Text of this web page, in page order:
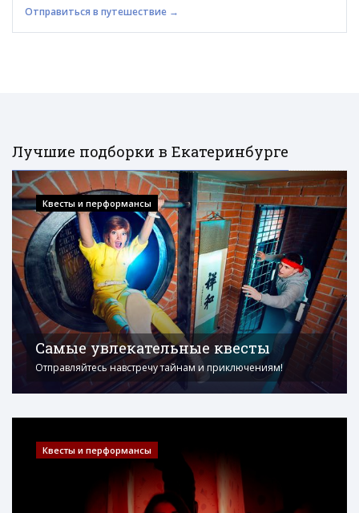
Отправиться в путешествие →
Лучшие подборки в Екатеринбурге
Квесты и перформансы
Самые увлекательные квесты
Отправляйтесь навстречу тайнам и приключениям!
Квесты и перформансы